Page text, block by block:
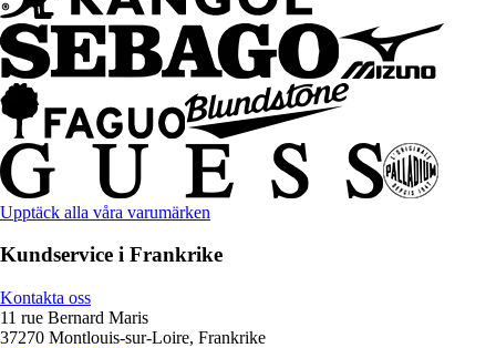
Upptäck alla våra varumärken
Kundservice i Frankrike
Kontakta oss
11 rue Bernard Maris
37270 Montlouis-sur-Loire, Frankrike